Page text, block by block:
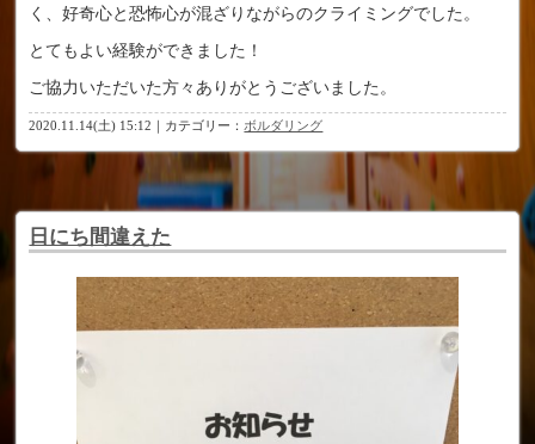
く、好奇心と恐怖心が混ざりながらのクライミングでした。
とてもよい経験ができました！
ご協力いただいた方々ありがとうございました。
2020.11.14(土) 15:12｜カテゴリー： ボルダリング
日にち間違えた